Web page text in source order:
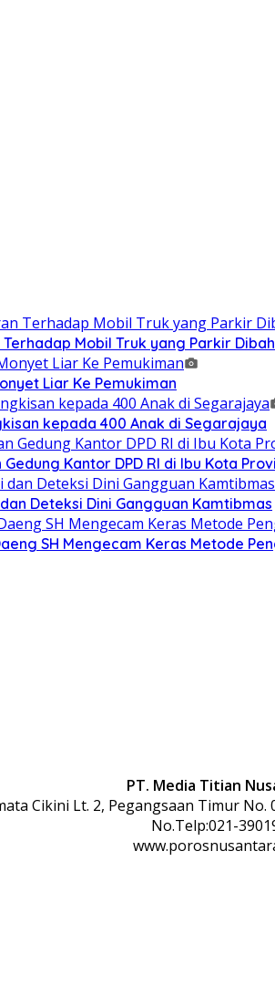
Mobil Truk yang Parkir
Liar Ke Pemukiman
kepada 400 Anak di Segarajaya
Kantor DPD RI di Ibu Kota
Deteksi Dini Gangguan Kamtibmas
SH Mengecam Keras Metode
PT. Media Titian
Cikini Lt. 2, Pegangsaan Timur
No.Telp:021-